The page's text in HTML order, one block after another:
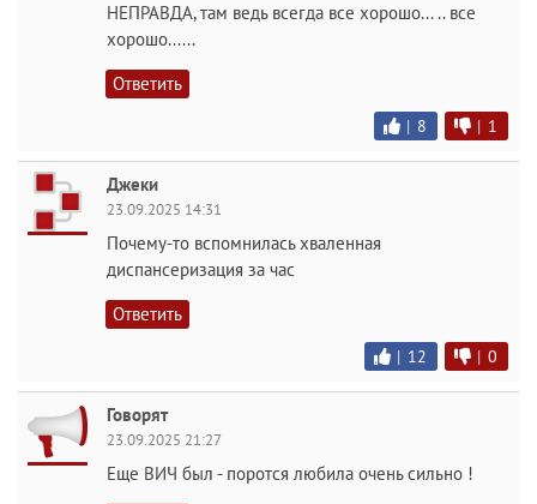
НЕПРАВДА, там ведь всегда все хорошо... .. все
хорошо......
Ответить
| 8 | 1
Джеки
23.09.2025 14:31
Почему-то вспомнилась хваленная
диспансеризация за час
Ответить
| 12 | 0
Говорят
23.09.2025 21:27
Еще ВИЧ был - поротся любила очень сильно !